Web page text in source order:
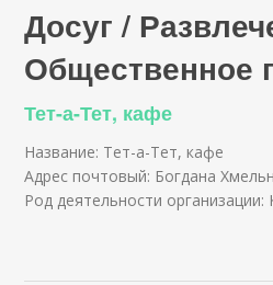
Досуг /
Общественное
Тет-а-Тет, кафе
Название: Тет-а-Тет, кафе
Адрес почтовый: Богдана
Род деятельности организации: